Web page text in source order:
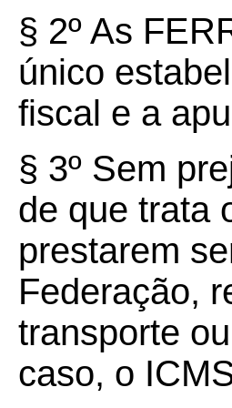
§ 2º As
único
fiscal e a
§ 3º Sem
de que trata
prestarem
Federação,
transporte
caso, o